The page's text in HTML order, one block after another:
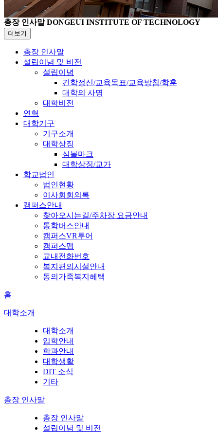
총장 인사말DONGEUI INSTITUTE OF TECHNOLOGY
더보기
총장 인사말
설립이념 및 비전
설립이념
건학정신/교육목표/교육방침/학훈
대학의 사명
대학비전
연혁
대학기구
기구소개
대학상징
심볼마크
대학상징/교가
학교법인
법인현황
이사회회의록
캠퍼스안내
찾아오시는길/주차장 요금안내
통학버스안내
캠퍼스VR투어
캠퍼스맵
교내전화번호
복지편의시설안내
동의가족복지혜택
홈
대학소개
대학소개
입학안내
학과안내
대학생활
DIT 소식
기타
총장 인사말
총장 인사말
설립이념 및 비전